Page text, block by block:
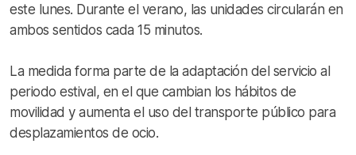
este lunes. Durante el verano, las unidades circularán en
ambos sentidos cada 15 minutos.
La medida forma parte de la adaptación del servicio al
periodo estival, en el que cambian los hábitos de
movilidad y aumenta el uso del transporte público para
desplazamientos de ocio.